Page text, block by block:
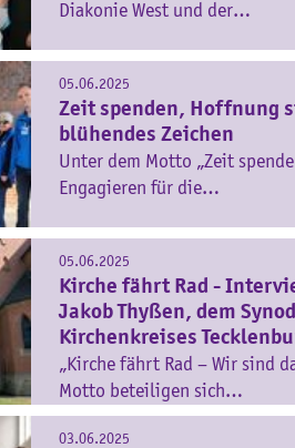
Diakonie West und der…
05.06.2025
Zeit spenden, Hoffnung
blühendes Zeichen
Unter dem Motto „Zeit
Engagieren für die…
05.06.2025
Kirche fährt Rad -
Jakob Thyßen, dem
Kirchenkreises
„Kirche fährt Rad – Wir sind
Motto beteiligen sich…
03.06.2025